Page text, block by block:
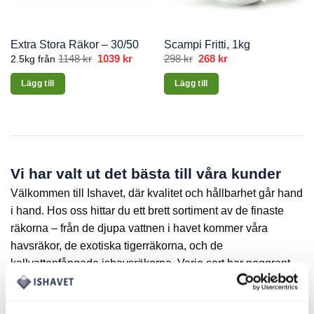
Extra Stora Räkor – 30/50
2.5kg från1148kr 1039 kr
Lägg till
varianter.
De
olika
kan
väljas
på
produktsidan
Scampi Fritti, 1kg
298kr Det
priset
var:
298 kr.
268 krDet
Lägg till
Vi har valt ut det bästa till våra kunder
Välkommen till Ishavet, där kvalitet och hållbarhet går hand
i hand. Hos oss hittar du ett brett sortiment av de finaste
räkorna – från de djupa vattnen i havet kommer våra
havsräkor, de exotiska tigerräkorna, och de
kallvattenfångade ishavsräkorna. Varje sort har noggrant
valts ut för att ge dig en smakupplevelse utöver det vanliga.